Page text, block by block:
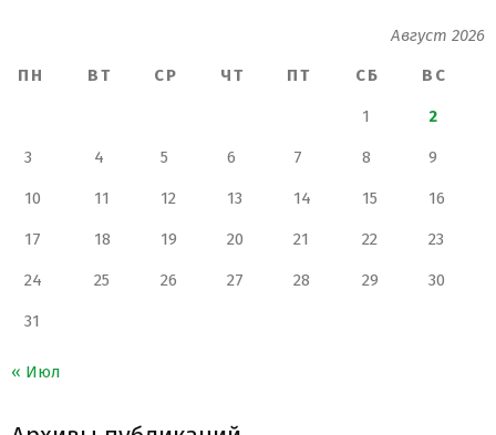
Август 2026
ПН
ВТ СР ЧТ ПТ СБ ВС
1 2
3 4 5 6 7 8 9
10 11 12 13 14 15 16
17 18 19 20 21 22 23
24 25 26 27 28 29 30
31
« Июл